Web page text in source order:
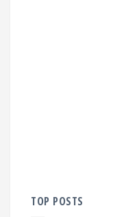
TOP POSTS